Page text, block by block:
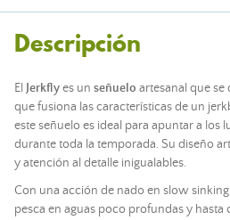
Descripción
El Jerkflyes un señuelo artesanal que
que fusiona las características de un
este señuelo es ideal para apuntar a los
durante toda la temporada. Su diseño
y atención al detalle inigualables.
Con una acción de nado en slow
pesca en aguas poco profundas y hasta